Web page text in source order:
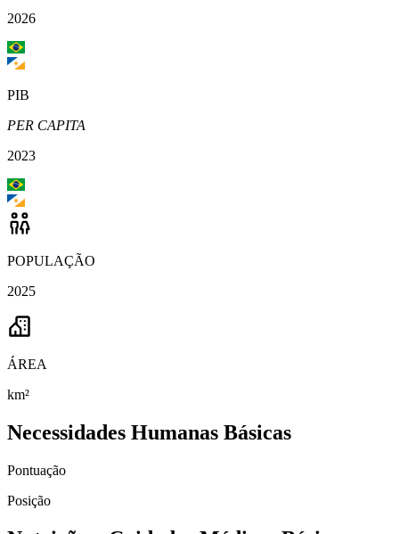
2026
PIB
PER CAPITA
2023
POPULAÇÃO
2025
ÁREA
km²
Necessidades Humanas Básicas
Pontuação
Posição